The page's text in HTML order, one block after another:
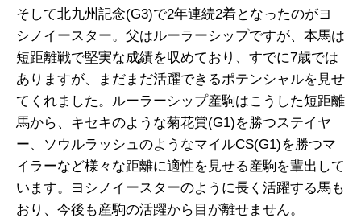
そして北九州記念(G3)で2年連続2着となったのがヨ
シノイースター。父はルーラーシップですが、本馬は
短距離戦で堅実な成績を収めており、すでに7歳では
ありますが、まだまだ活躍できるポテンシャルを見せ
てくれました。ルーラーシップ産駒はこうした短距離
馬から、キセキのような菊花賞(G1)を勝つステイヤ
ー、ソウルラッシュのようなマイルCS(G1)を勝つマ
イラーなど様々な距離に適性を見せる産駒を輩出して
います。ヨシノイースターのように長く活躍する馬も
おり、今後も産駒の活躍から目が離せません。